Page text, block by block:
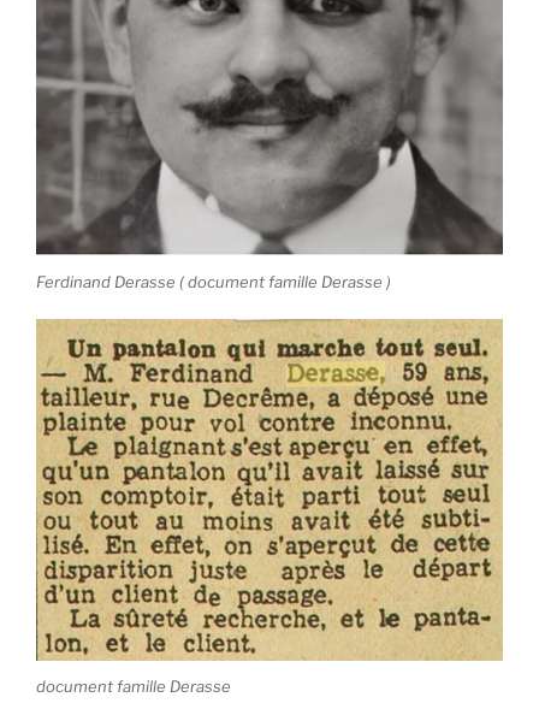
Ferdinand Derasse ( document famille Derasse )
document famille Derasse